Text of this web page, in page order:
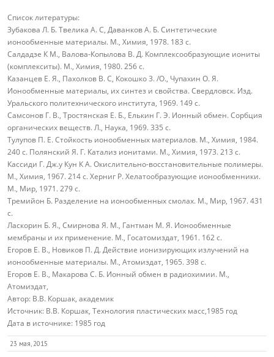
Список литературы:
Зубакова Л. Б. Твелика А. С, Даванков А. Б. Синтетические
ионообменные материалы. М., Химия, 1978. 183 с.
Салдадзе К М., Валова-Копылова В. Д. Комплексообразующие иониты
(комплекситы). М., Химия, 1980. 256 с.
Казанцев Е. Я., Пахолков В. С, Кокошко 3. /О., Чупахин О. Я.
Ионообменные материалы, их синтез и свойства. Свердловск. Изд.
Уральского политехнического института, 1969. 149 с.
Самсонов Г. В., Тростянская Е. Б., Елькин Г. Э. Ионный обмен. Сорбция
органических веществ. Л., Наука, 1969. 335 с.
Тулупов П. Е. Стойкость ионообменных материалов. М., Химия, 1984.
240 с. Полянский Я. Г. Катализ ионитами. М., Химия, 1973. 213 с.
Кассиди Г. Дж.у Кун К А. Окислительно-восстановительные полимеры.
М., Химия, 1967. 214 с. Херниг Р. Хелатообразующие ионообменники.
М., Мир, 1971. 279 с.
Тремийон Б. Разделение на ионообменных смолах. М., Мир, 1967. 431
с.
Ласкорин Б. Я., Смирнова Я. М., Гантман М. Я. Ионообменные
мембраны и их применение. М., Госатомиздат, 1961. 162 с.
Егоров Е. В., Новиков П. Д. Действие ионизирующих излучений на
ионообменные материалы. М., Атомиздат, 1965. 398 с.
Егоров Е. В., Макарова С. Б. Ионный обмен в радиохимии. М.,
Атомиздат,
Автор: В.В. Коршак, академик
Источник: В.В. Коршак, Технология пластических масс,1985 год
Дата в источнике: 1985 год
23 мая, 2015